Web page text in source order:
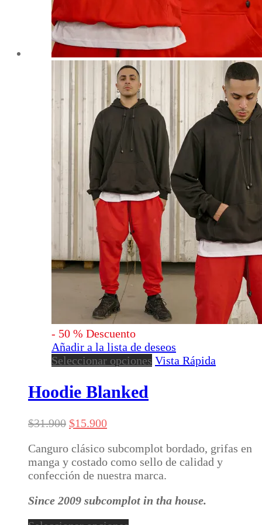
- 50 % Descuento
Añadir a la lista de deseos
Seleccionar opciones Este
se
pueden
elegir
en
la
Vista Rápida
Hoodie Blanked
$31.900 El
original
era:
$31.900.
$15.900El
actual
es:
$15.900.
Canguro clásico subcomplot bordado, grifas en
manga y costado como sello de calidad y
confección de nuestra marca.
Since 2009 subcomplot in tha house.